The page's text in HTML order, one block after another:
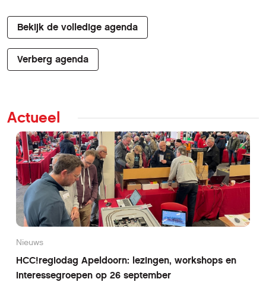
Bekijk de volledige agenda
Verberg agenda
Actueel
Nieuws
HCC!regiodag Apeldoorn: lezingen, workshops en
interessegroepen op 26 september